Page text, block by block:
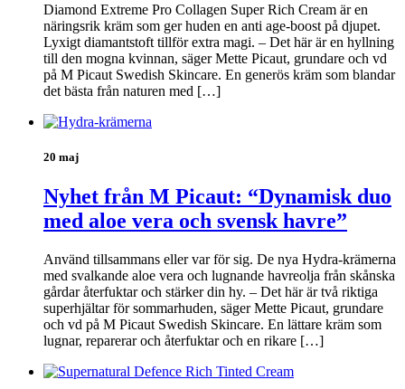
Diamond Extreme Pro Collagen Super Rich Cream är en
näringsrik kräm som ger huden en anti age-boost på djupet.
Lyxigt diamantstoft tillför extra magi. – Det här är en hyllning
till den mogna kvinnan, säger Mette Picaut, grundare och vd
på M Picaut Swedish Skincare. En generös kräm som blandar
det bästa från naturen med […]
20 maj
Nyhet från M Picaut: “Dynamisk duo
med aloe vera och svensk havre”
Använd tillsammans eller var för sig. De nya Hydra-krämerna
med svalkande aloe vera och lugnande havreolja från skånska
gårdar återfuktar och stärker din hy. – Det här är två riktiga
superhjältar för sommarhuden, säger Mette Picaut, grundare
och vd på M Picaut Swedish Skincare. En lättare kräm som
lugnar, reparerar och återfuktar och en rikare […]